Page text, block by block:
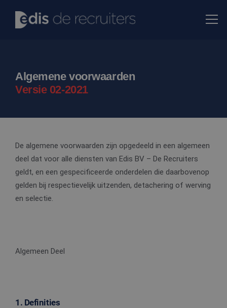
Algemene voorwaarden
Versie 02-2021
De algemene voorwaarden zijn opgedeeld in een algemeen
deel dat voor alle diensten van Edis BV – De Recruiters
geldt, en een gespecificeerde onderdelen die daarbovenop
gelden bij respectievelijk uitzenden, detachering of werving
en selectie.
Algemeen Deel
1. Definities